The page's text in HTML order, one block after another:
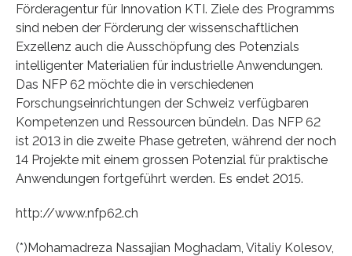
Förderagentur für Innovation KTI. Ziele des Programms
sind neben der Förderung der wissenschaftlichen
Exzellenz auch die Ausschöpfung des Potenzials
intelligenter Materialien für industrielle Anwendungen.
Das NFP 62 möchte die in verschiedenen
Forschungseinrichtungen der Schweiz verfügbaren
Kompetenzen und Ressourcen bündeln. Das NFP 62
ist 2013 in die zweite Phase getreten, während der noch
14 Projekte mit einem grossen Potenzial für praktische
Anwendungen fortgeführt werden. Es endet 2015.
http://www.nfp62.ch
(*)Mohamadreza Nassajian Moghadam, Vitaliy Kolesov,